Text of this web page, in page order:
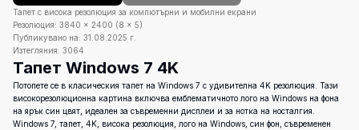
Тапет с висока резолюция за компютърни и мобилни екрани
Резолюция: 3840 × 2400 (8 × 5)
Публикувано на: 31.08.2025 г.
Изтегляния: 3064
Тапет Windows 7 4K
Потопете се в класическия тапет на Windows 7 с удивителна 4K резолюция. Тази
високорезолюционна картина включва емблематичното лого на Windows на фона
на ярък син цвят, идеален за съвременни дисплеи и за нотка на носталгия.
Windows 7, тапет, 4K, висока резолюция, лого на Windows, син фон, съвременен